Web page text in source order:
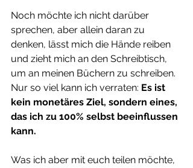
Noch möchte ich nicht darüber
sprechen, aber allein daran zu
denken, lässt mich die Hände reiben
und zieht mich an den Schreibtisch,
um an meinen Büchern zu schreiben.
Nur so viel kann ich verraten: Es ist
kein monetäres Ziel, sondern eines,
das ich zu 100% selbst beeinflussen
kann.
Was ich aber mit euch teilen möchte,